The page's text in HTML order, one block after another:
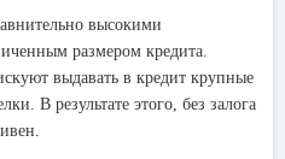
высокими
размером кредита.
выдавать в кредит крупные
В результате этого, без залога